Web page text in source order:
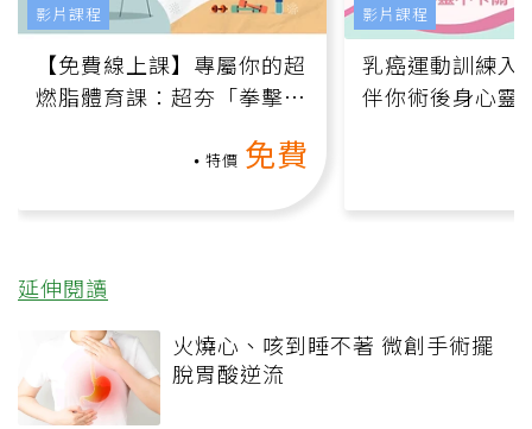
【免費線上課】專屬你的超
燃脂體育課：超夯「拳擊有
特價 免費
影片課程
乳癌運動訓練入
伴你術後身心靈
影片課程
延伸閱讀
火燒心、咳到睡不著 微創手術擺
脫胃酸逆流